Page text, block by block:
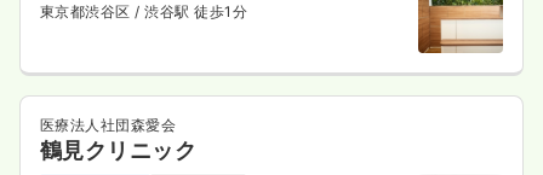
東京都渋谷区/ 渋谷駅 徒歩1分
医療法人社団森愛会
鶴見クリニック